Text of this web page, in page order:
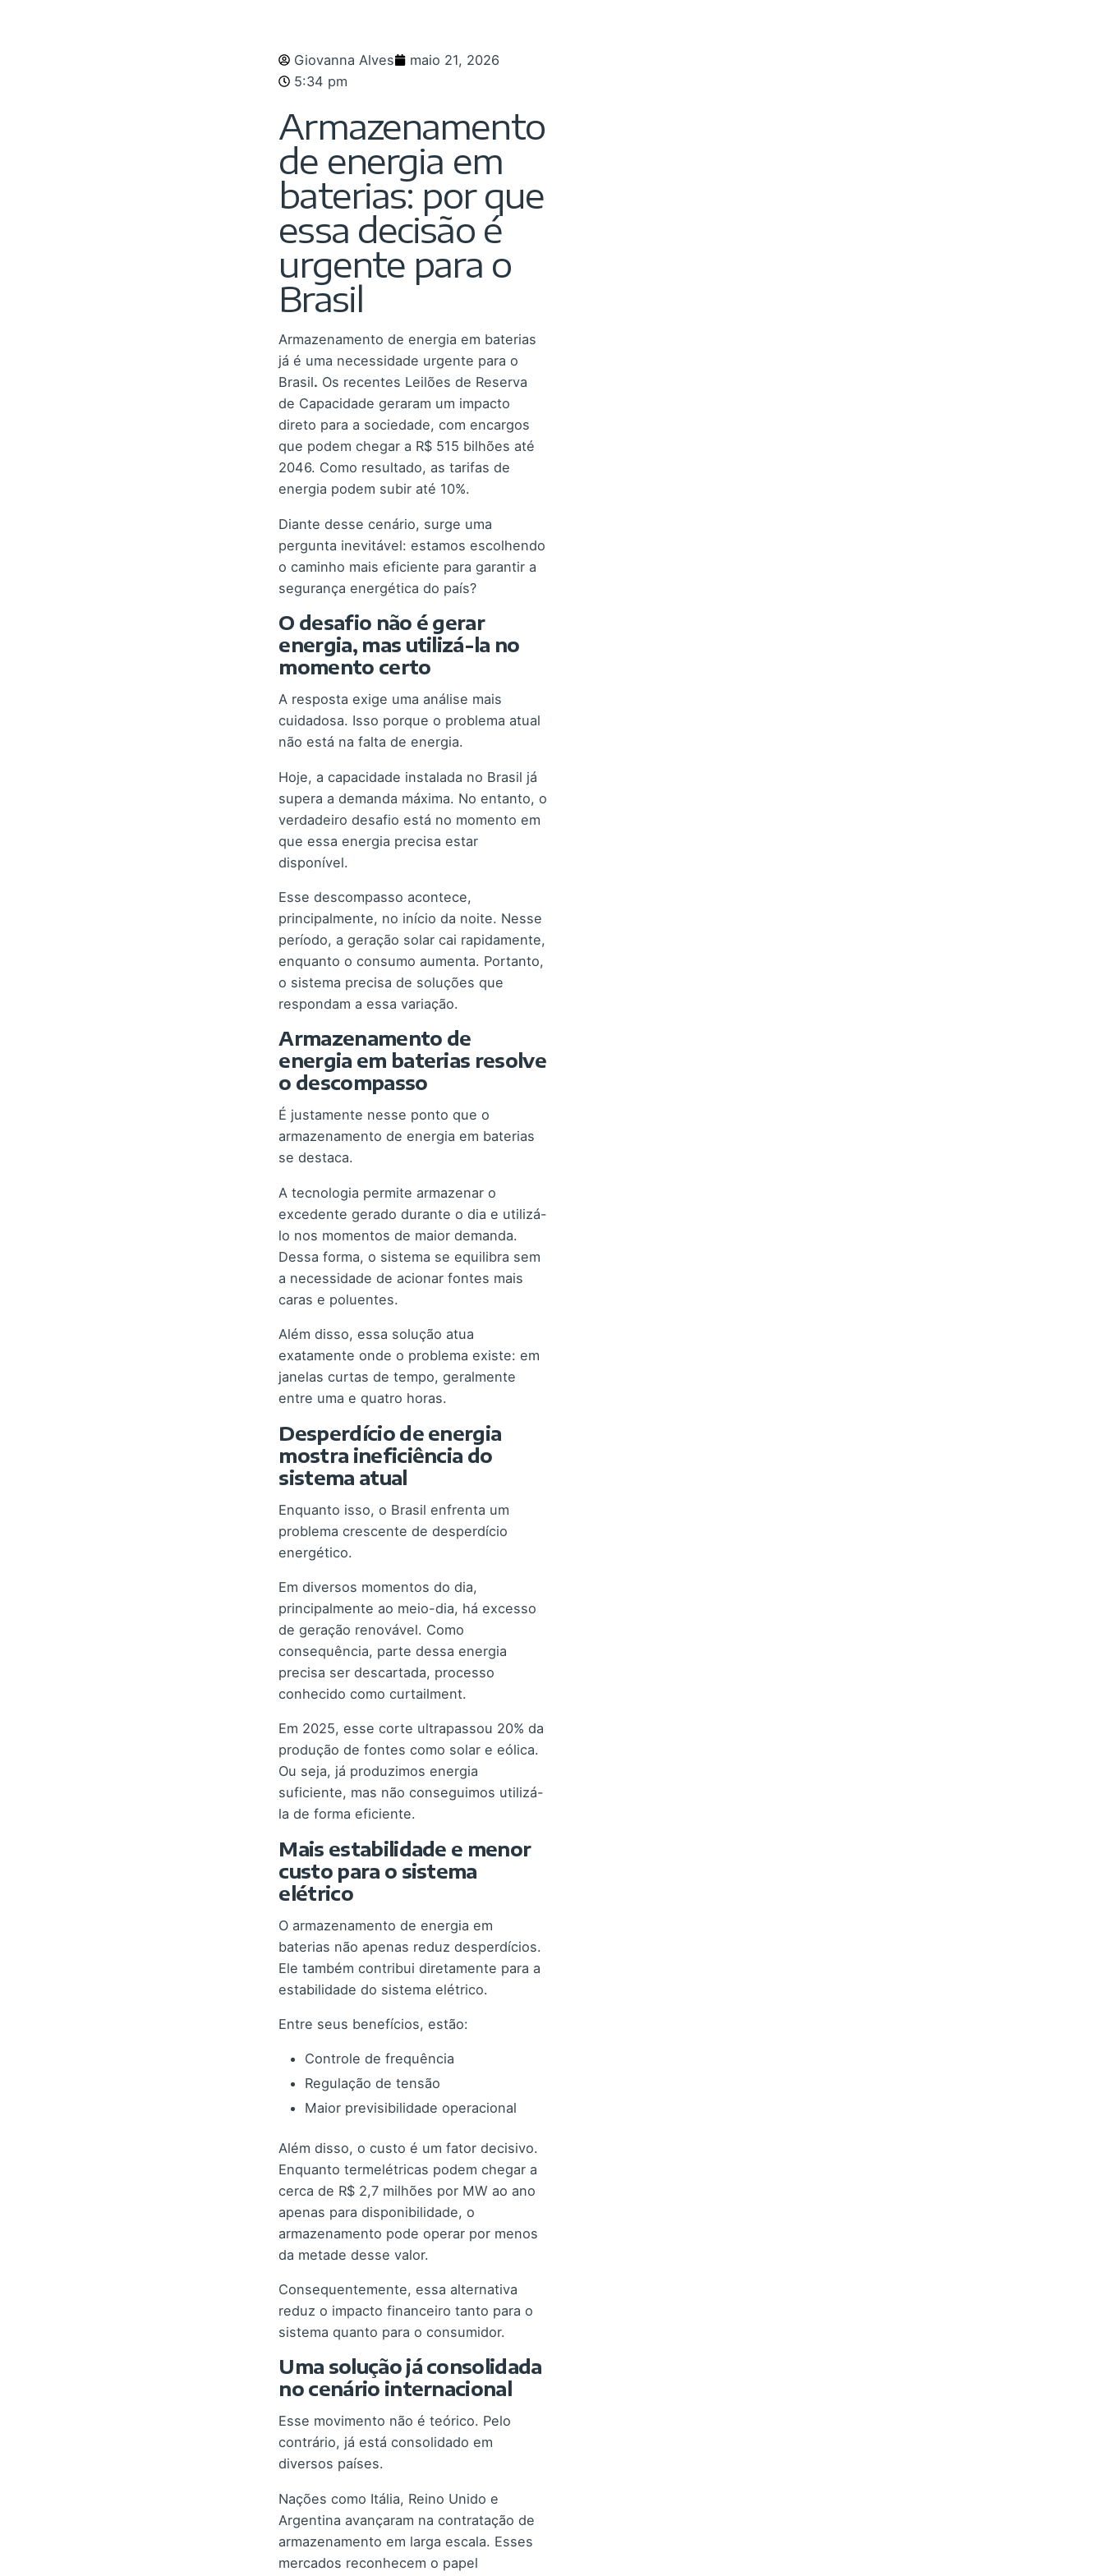
Giovanna Alves
maio 21, 2026
5:34 pm
Armazenamento
de energia em
baterias: por que
essa decisão é
urgente para o
Brasil
Armazenamento de energia em baterias
já é uma necessidade urgente para o
Brasil. Os recentes Leilões de Reserva
de Capacidade geraram um impacto
direto para a sociedade, com encargos
que podem chegar a R$ 515 bilhões até
2046. Como resultado, as tarifas de
energia podem subir até 10%.
Diante desse cenário, surge uma
pergunta inevitável: estamos escolhendo
o caminho mais eficiente para garantir a
segurança energética do país?
O desafio não é gerar
energia, mas utilizá-la no
momento certo
A resposta exige uma análise mais
cuidadosa. Isso porque o problema atual
não está na falta de energia.
Hoje, a capacidade instalada no Brasil já
supera a demanda máxima. No entanto, o
verdadeiro desafio está no momento em
que essa energia precisa estar
disponível.
Esse descompasso acontece,
principalmente, no início da noite. Nesse
período, a geração solar cai rapidamente,
enquanto o consumo aumenta. Portanto,
o sistema precisa de soluções que
respondam a essa variação.
Armazenamento de
energia em baterias resolve
o descompasso
É justamente nesse ponto que o
armazenamento de energia em baterias
se destaca.
A tecnologia permite armazenar o
excedente gerado durante o dia e utilizá-
lo nos momentos de maior demanda.
Dessa forma, o sistema se equilibra sem
a necessidade de acionar fontes mais
caras e poluentes.
Além disso, essa solução atua
exatamente onde o problema existe: em
janelas curtas de tempo, geralmente
entre uma e quatro horas.
Desperdício de energia
mostra ineficiência do
sistema atual
Enquanto isso, o Brasil enfrenta um
problema crescente de desperdício
energético.
Em diversos momentos do dia,
principalmente ao meio-dia, há excesso
de geração renovável. Como
consequência, parte dessa energia
precisa ser descartada, processo
conhecido como curtailment.
Em 2025, esse corte ultrapassou 20% da
produção de fontes como solar e eólica.
Ou seja, já produzimos energia
suficiente, mas não conseguimos utilizá-
la de forma eficiente.
Mais estabilidade e menor
custo para o sistema
elétrico
O armazenamento de energia em
baterias não apenas reduz desperdícios.
Ele também contribui diretamente para a
estabilidade do sistema elétrico.
Entre seus benefícios, estão:
Controle de frequência
Regulação de tensão
Maior previsibilidade operacional
Além disso, o custo é um fator decisivo.
Enquanto termelétricas podem chegar a
cerca de R$ 2,7 milhões por MW ao ano
apenas para disponibilidade, o
armazenamento pode operar por menos
da metade desse valor.
Consequentemente, essa alternativa
reduz o impacto financeiro tanto para o
sistema quanto para o consumidor.
Uma solução já consolidada
no cenário internacional
Esse movimento não é teórico. Pelo
contrário, já está consolidado em
diversos países.
Nações como Itália, Reino Unido e
Argentina avançaram na contratação de
armazenamento em larga escala. Esses
mercados reconhecem o papel